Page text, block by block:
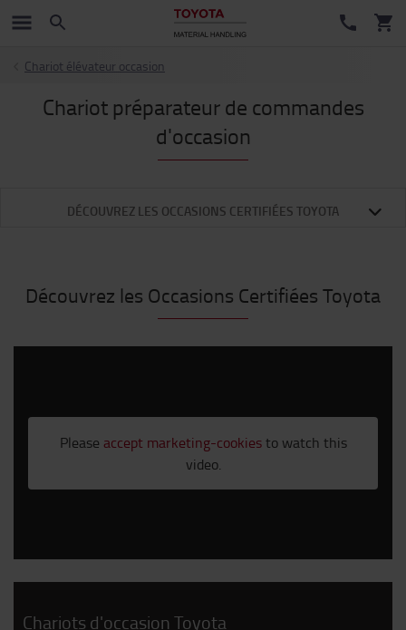
Chariot élévateur occasion
Chariot préparateur de commandes
d'occasion
DÉCOUVREZ LES OCCASIONS CERTIFIÉES TOYOTA
Découvrez les Occasions Certifiées Toyota
Please accept marketing-cookiesto watch this
video.
Chariots d'occasion Toyota